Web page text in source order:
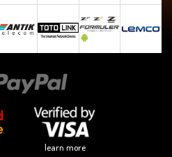
learn more